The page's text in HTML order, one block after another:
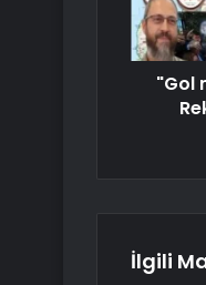
"Gol
İlgili